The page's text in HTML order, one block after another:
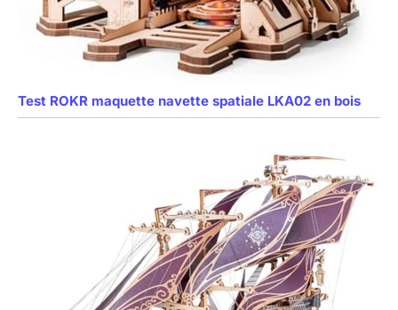
Test ROKR maquette navette spatiale LKA02 en bois